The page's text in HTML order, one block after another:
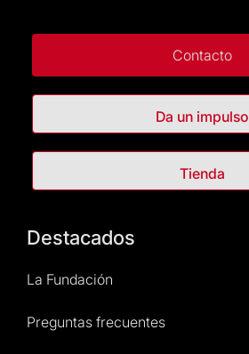
Contacto
Da un impulso
Tienda
Destacados
La Fundación
Preguntas frecuentes